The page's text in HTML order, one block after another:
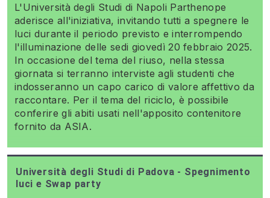
L'Università degli Studi di Napoli Parthenope
aderisce all'iniziativa, invitando tutti a spegnere le
luci durante il periodo previsto e interrompendo
l'illuminazione delle sedi giovedì 20 febbraio 2025.
In occasione del tema del riuso, nella stessa
giornata si terranno interviste agli studenti che
indosseranno un capo carico di valore affettivo da
raccontare. Per il tema del riciclo, è possibile
conferire gli abiti usati nell'apposito contenitore
fornito da ASIA.
Università degli Studi di Padova - Spegnimento
luci e Swap party